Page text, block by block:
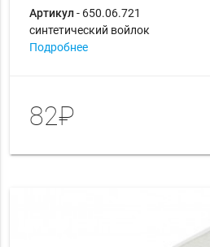
Артикул- 650.06.721
синтетический войлок
Подробнее
82₽